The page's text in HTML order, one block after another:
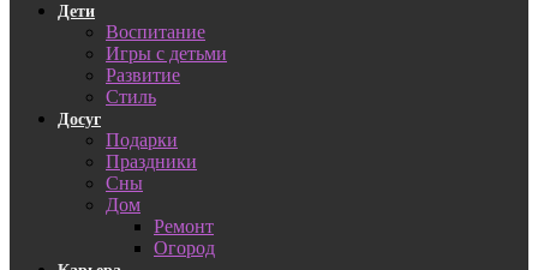
Дети
Воспитание
Игры с детьми
Развитие
Стиль
Досуг
Подарки
Праздники
Сны
Дом
Ремонт
Огород